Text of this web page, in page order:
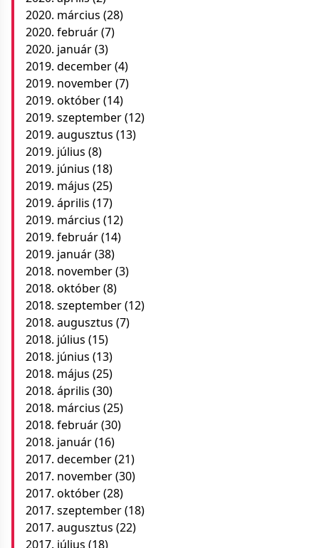
2020. március (28)
2020. február(7)
2020. január(3)
2019. december(4)
2019. november(7)
2019. október(14)
2019. szeptember(12)
2019. augusztus (13)
2019. július (8)
2019. június (18)
2019. május (25)
2019. április (17)
2019. március (12)
2019. február(14)
2019. január(38)
2018. november(3)
2018. október(8)
2018. szeptember(12)
2018. augusztus (7)
2018. július (15)
2018. június (13)
2018. május (25)
2018. április (30)
2018. március (25)
2018. február(30)
2018. január(16)
2017. december(21)
2017. november(30)
2017. október(28)
2017. szeptember(18)
2017. augusztus (22)
2017. július (18)